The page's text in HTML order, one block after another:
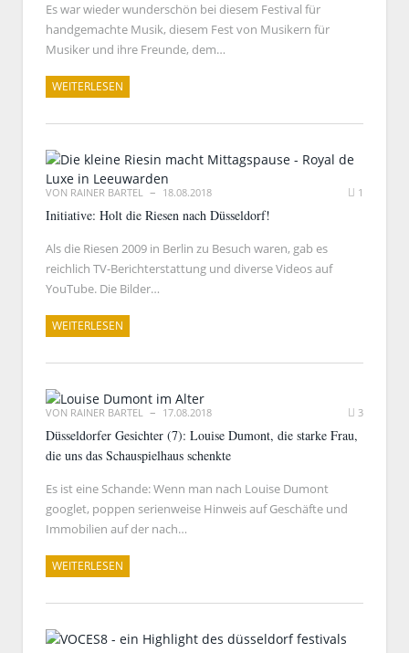
Es war wieder wunderschön bei diesem Festival für
handgemachte Musik, diesem Fest von Musikern für
Musiker und ihre Freunde, dem…
WEITERLESEN
VON RAINER BARTEL 18.08.2018 1
Initiative: Holt die Riesen nach Düsseldorf!
Als die Riesen 2009 in Berlin zu Besuch waren, gab es
reichlich TV-Berichterstattung und diverse Videos auf
YouTube. Die Bilder…
WEITERLESEN
VON RAINER BARTEL 17.08.2018 3
Düsseldorfer Gesichter (7): Louise Dumont, die starke Frau,
die uns das Schauspielhaus schenkte
Es ist eine Schande: Wenn man nach Louise Dumont
googlet, poppen serienweise Hinweis auf Geschäfte und
Immobilien auf der nach…
WEITERLESEN